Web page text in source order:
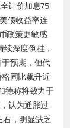
计价加息75
债收益率连
政策更敏感
深度倒挂，
预期，但代
同比飙升近
德称将致力于
认为通胀过
，明显缺乏